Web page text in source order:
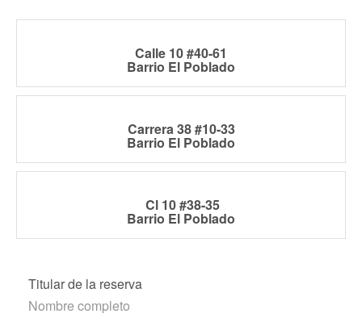
Calle 10 #40-61
Barrio El Poblado
Carrera 38 #10-33
Barrio El Poblado
Cl 10 #38-35
Barrio El Poblado
Titular de la reserva